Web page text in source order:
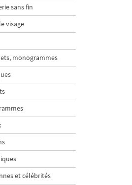
–
- 4 tailles
sans fin
visage
monogrammes
et célébrités